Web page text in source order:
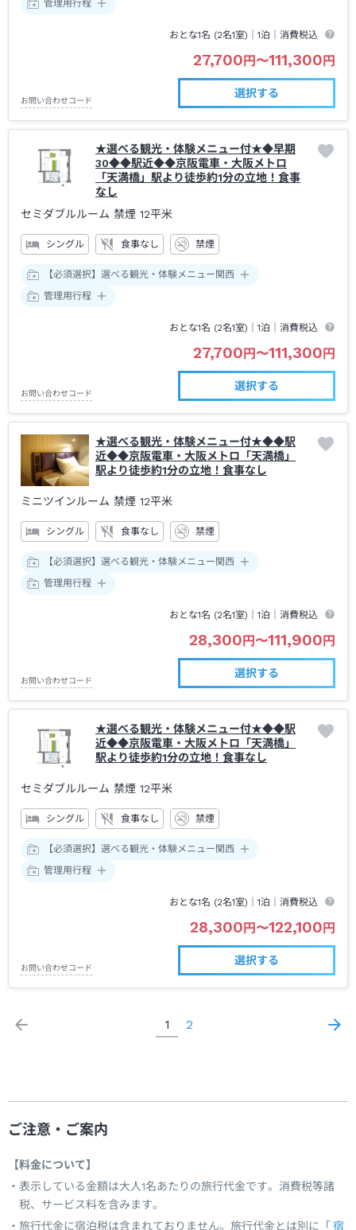
管理用行程
おとな1名 (2名1室)｜1泊 ｜消費税込
27,700円〜111,300円
お問い合わせコード
選択する
★選べる観光・体験メニュー付★◆早期
30◆◆駅近◆◆京阪電車・大阪メトロ
「天満橋」駅より徒歩約1分の立地！食事
なし
セミダブルルーム 禁煙 12平米
シングル 食事なし 禁煙
【必須選択】選べる観光・体験メニュー関西
管理用行程
おとな1名 (2名1室)｜1泊 ｜消費税込
27,700円〜111,300円
お問い合わせコード
選択する
★選べる観光・体験メニュー付★◆◆駅
近◆◆京阪電車・大阪メトロ「天満橋」
駅より徒歩約1分の立地！食事なし
ミニツインルーム 禁煙 12平米
シングル 食事なし 禁煙
【必須選択】選べる観光・体験メニュー関西
管理用行程
おとな1名 (2名1室)｜1泊 ｜消費税込
28,300円〜111,900円
お問い合わせコード
選択する
★選べる観光・体験メニュー付★◆◆駅
近◆◆京阪電車・大阪メトロ「天満橋」
駅より徒歩約1分の立地！食事なし
セミダブルルーム 禁煙 12平米
シングル 食事なし 禁煙
【必須選択】選べる観光・体験メニュー関西
管理用行程
おとな1名 (2名1室)｜1泊 ｜消費税込
28,300円〜122,100円
お問い合わせコード
選択する
1 2
ご注意・ご案内
【料金について】
表示している金額は大人1名あたりの旅行代金です。消費税等諸
税、サービス料を含みます。
旅行代金に宿泊税は含まれておりません。旅行代金とは別に「 宿